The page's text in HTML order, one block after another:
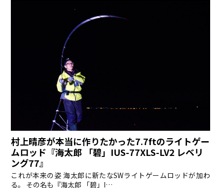
村上晴彦が本当に作りたかった7.7ftのライトゲー
ムロッド『海太郎 「碧」IUS-77XLS-LV2 レベリ
ング77』
これが本来の姿 海太郎に新たなSWライトゲームロッドが加わ
る。 その名も『海太郎 「碧」I…